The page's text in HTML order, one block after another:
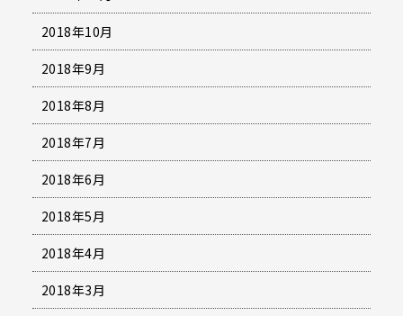
2018年10月
2018年9月
2018年8月
2018年7月
2018年6月
2018年5月
2018年4月
2018年3月